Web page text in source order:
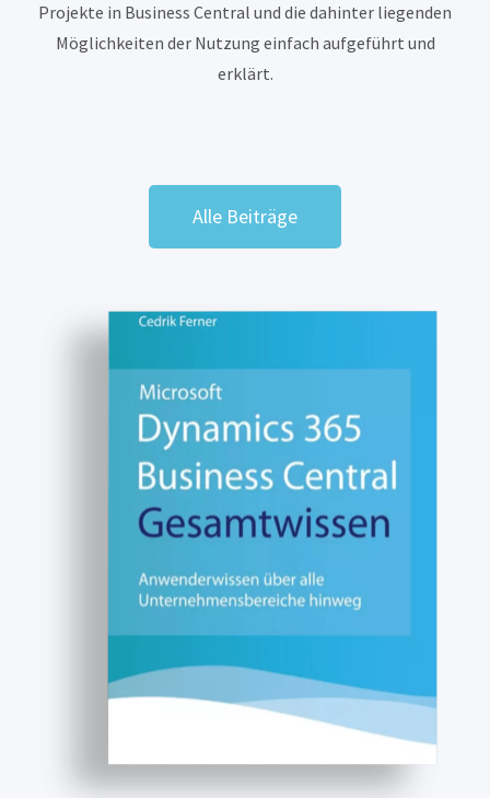
Projekte in Business Central und die dahinter liegenden
Möglichkeiten der Nutzung einfach aufgeführt und
erklärt.
Alle Beiträge